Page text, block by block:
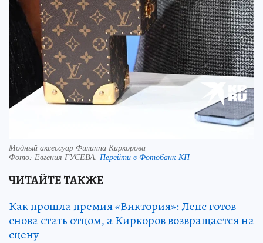
Модный аксессуар Филиппа Киркорова
Фото: Евгения ГУСЕВА. Перейти в Фотобанк КП
ЧИТАЙТЕ ТАКЖЕ
Как прошла премия «Виктория»: Лепс готов
снова стать отцом, а Киркоров возвращается на
сцену